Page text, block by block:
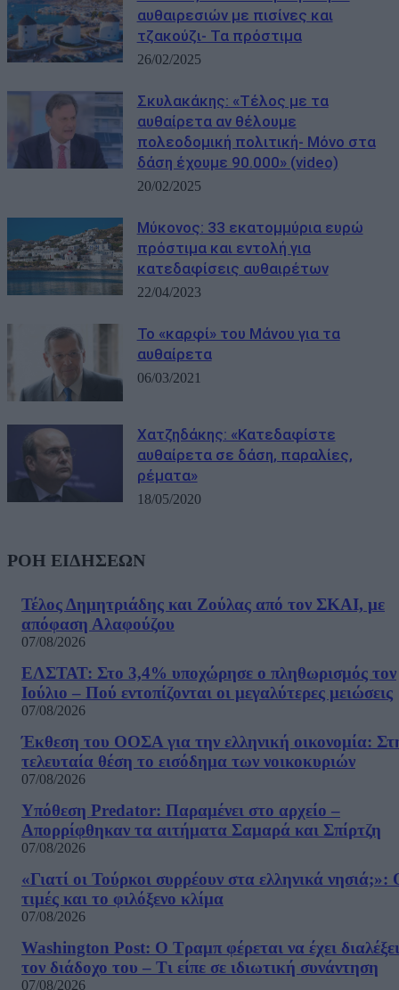
αυθαιρεσιών με πισίνες και
τζακούζι- Τα πρόστιμα
26/02/2025
Σκυλακάκης: «Τέλος με τα
αυθαίρετα αν θέλουμε
πολεοδομική πολιτική- Μόνο στα
δάση έχουμε 90.000» (video)
20/02/2025
Μύκονος: 33 εκατομμύρια ευρώ
πρόστιμα και εντολή για
κατεδαφίσεις αυθαιρέτων
22/04/2023
Το «καρφί» του Μάνου για τα
αυθαίρετα
06/03/2021
Χατζηδάκης: «Κατεδαφίστε
αυθαίρετα σε δάση, παραλίες,
ρέματα»
18/05/2020
ΡΟΗ ΕΙΔΗΣΕΩΝ
Τέλος Δημητριάδης και Ζούλας από τον ΣΚΑΙ, με
απόφαση Αλαφούζου
07/08/2026
ΕΛΣΤΑΤ: Στο 3,4% υποχώρησε ο πληθωρισμός τον
Ιούλιο – Πού εντοπίζονται οι μεγαλύτερες μειώσεις
07/08/2026
Έκθεση του ΟΟΣΑ για την ελληνική οικονομία:
τελευταία θέση το εισόδημα των νοικοκυριών
07/08/2026
Υπόθεση Predator: Παραμένει στο αρχείο –
Απορρίφθηκαν τα αιτήματα Σαμαρά και Σπίρτζη
07/08/2026
«Γιατί οι Τούρκοι συρρέουν στα ελληνικά νησιά;»:
τιμές και το φιλόξενο κλίμα
07/08/2026
Washington Post: Ο Τραμπ φέρεται να έχει διαλέξει
τον διάδοχο του – Τι είπε σε ιδιωτική συνάντηση
07/08/2026